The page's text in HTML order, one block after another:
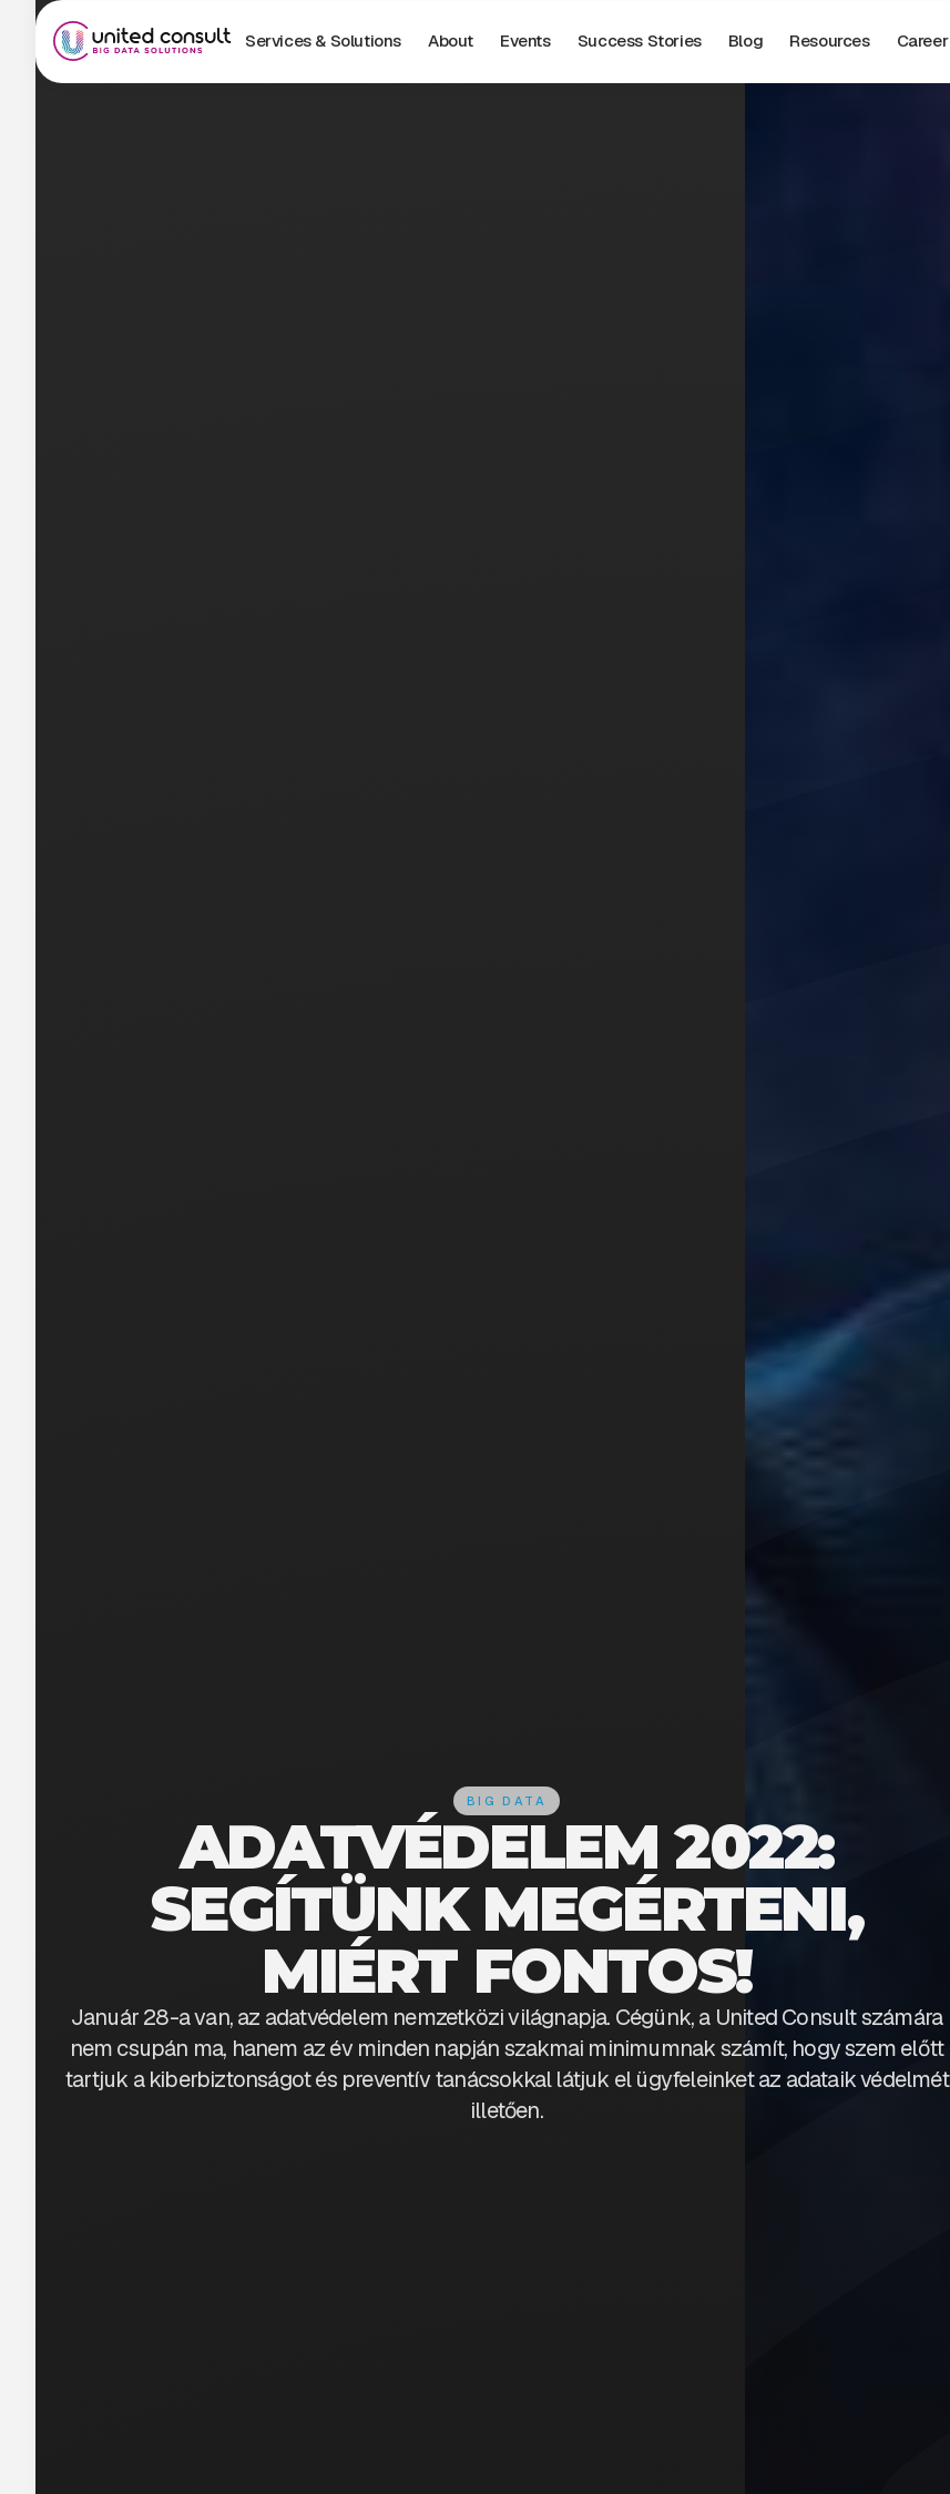
Services & Solutions About Events Success Stories Blog Resources Career
BIG DATA
ADATVÉDELEM 2022:
SEGÍTÜNK MEGÉRTENI,
MIÉRT FONTOS!
Január 28-a van, az adatvédelem nemzetközi világnapja. Cégünk, a United Consult számára
nem csupán ma, hanem az év minden napján szakmai minimumnak számít, hogy szem előtt
tartjuk a kiberbiztonságot és preventív tanácsokkal látjuk el ügyfeleinket az adataik védelmét
illetően.